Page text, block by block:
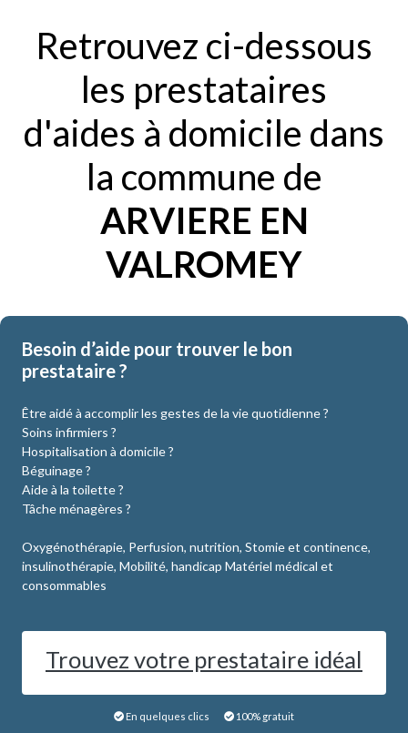
Retrouvez ci-dessous
les prestataires
d'aides à domicile dans
la commune de
ARVIERE EN
VALROMEY
Besoin d’aide pour trouver le bon
prestataire ?
Être aidé à accomplir les gestes de la vie quotidienne ?
Soins infirmiers ?
Hospitalisation à domicile ?
Béguinage ?
Aide à la toilette ?
Tâche ménagères ?
Oxygénothérapie, Perfusion, nutrition, Stomie et continence,
insulinothérapie, Mobilité, handicap Matériel médical et
consommables
Trouvez votre prestataire idéal
En quelques clics 100% gratuit